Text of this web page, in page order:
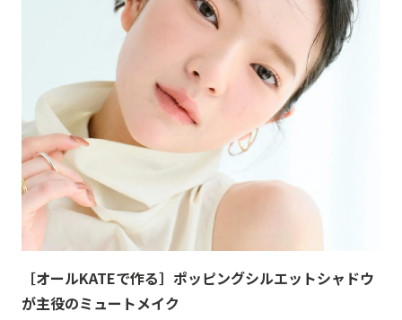
［オールKATEで作る］ポッピングシルエットシャドウ
が主役のミュートメイク